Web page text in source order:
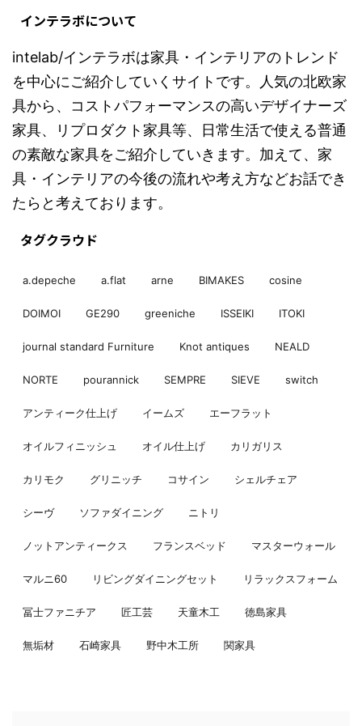
インテラボについて
intelab/インテラボは家具・インテリアのトレンド
を中心にご紹介していくサイトです。人気の北欧家
具から、コストパフォーマンスの高いデザイナーズ
家具、リプロダクト家具等、日常生活で使える普通
の素敵な家具をご紹介していきます。加えて、家
具・インテリアの今後の流れや考え方などお話でき
たらと考えております。
タグクラウド
a.depeche a.flat arne BIMAKES cosine
DOIMOI GE290 greeniche ISSEIKI ITOKI
journal standard Furniture Knot antiques NEALD
NORTE pourannick SEMPRE SIEVE switch
アンティーク仕上げ イームズ エーフラット
オイルフィニッシュ オイル仕上げ カリガリス
カリモク グリニッチ コサイン シェルチェア
シーヴ ソファダイニング ニトリ
ノットアンティークス フランスベッド マスターウォール
マルニ60 リビングダイニングセット リラックスフォーム
冨士ファニチア 匠工芸 天童木工 徳島家具
無垢材 石崎家具 野中木工所 関家具